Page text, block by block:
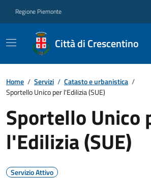
Regione Piemonte
Città di Crescentino
Home / Servizi / Catasto e urbanistica /
Sportello Unico per l'Edilizia (SUE)
Sportello Unico
l'Edilizia (SUE)
Servizio Attivo